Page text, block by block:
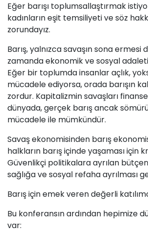
Eğer barışı toplumsallaştırmak
kadınların eşit temsiliyeti ve söz
zorundayız.
Barış, yalnızca savaşın sona ermesi
zamanda ekonomik ve sosyal
Eğer bir toplumda insanlar açlık,
mücadele ediyorsa, orada barışın
zordur. Kapitalizmin savaşları
dünyada, gerçek barış ancak
mücadele ile mümkündür.
Savaş ekonomisinden barış
halkların barış içinde yaşaması için
Güvenlikçi politikalara ayrılan
sağlığa ve sosyal refaha ayrılması
Barış için emek veren değerli
Bu konferansın ardından hepimize
var: